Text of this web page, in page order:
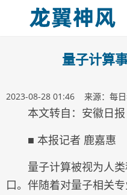
量子计算
2023-08-28 01:46 来源：每日
本文转自：安徽日报
■ 本报记者 鹿嘉惠
量子计算被视为人
口。伴随着对量子相关